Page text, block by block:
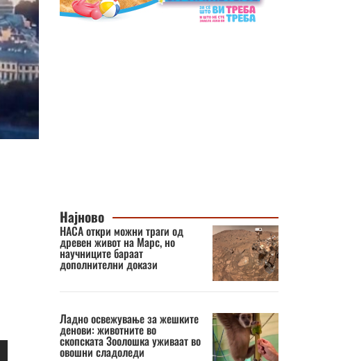
Најново
НАСА откри можни траги од
древен живот на Марс, но
научниците бараат
дополнителни докази
Ладно освежување за жешките
денови: животните во
скопската Зоолошка уживаат во
овошни сладоледи